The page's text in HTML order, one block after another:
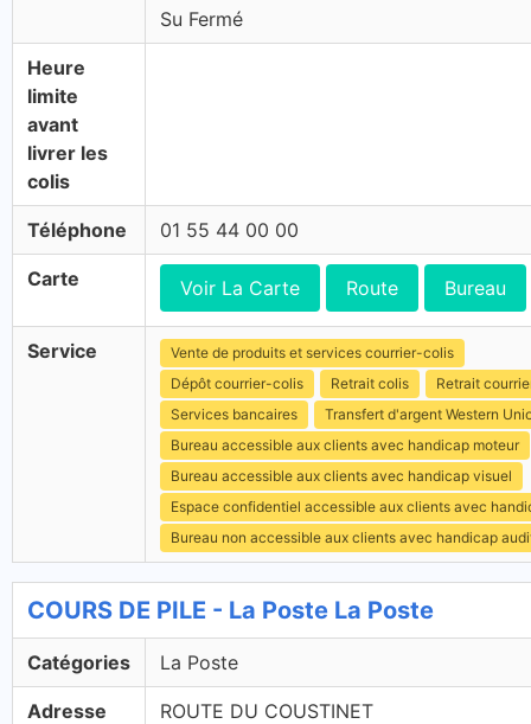
Su Fermé
Heure
limite
avant
livrer les
colis
Téléphone 01 55 44 00 00
Carte Voir La Carte Route Bureau
Service
Vente de produits et services courrier-colis
Dépôt courrier-colis
Retrait colis
Retrait
Services bancaires
Transfert d'argent Western
Bureau accessible aux clients avec handicap moteur
Bureau accessible aux clients avec handicap visuel
Espace confidentiel accessible aux clients avec
Bureau non accessible aux clients avec handicap
COURS DE PILE - La Poste La Poste
Catégories La Poste
Adresse
ROUTE DU COUSTINET